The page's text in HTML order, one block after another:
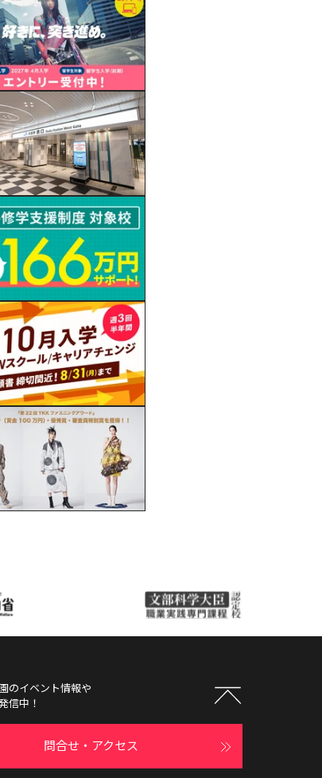
のイベント情報や
信中！
問合せ・アクセス